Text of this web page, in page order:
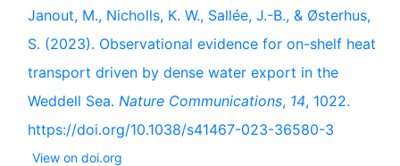
Janout, M., Nicholls, K. W., Sallée, J.-B., & Østerhus,
S. (2023). Observational evidence for on-shelf heat
transport driven by dense water export in the
Weddell Sea. Nature Communications, 14, 1022.
https://doi.org/10.1038/s41467-023-36580-3
View on doi.org